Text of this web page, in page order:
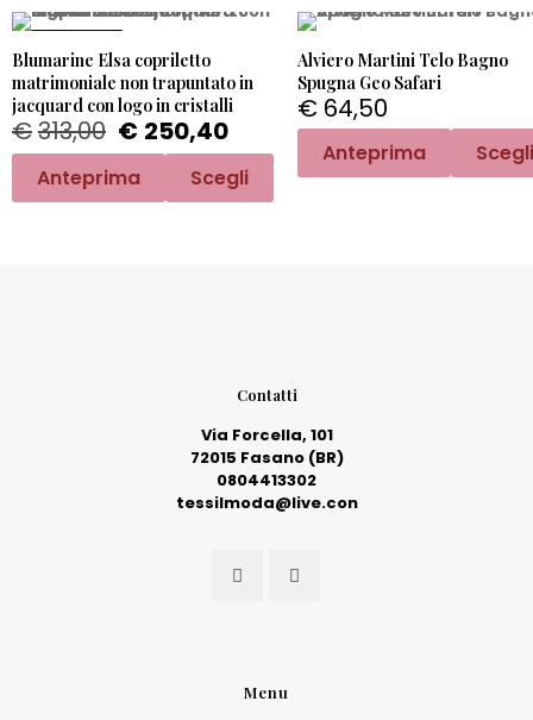
Blumarine Elsa copriletto
matrimoniale non trapuntato in
jacquard con logo in cristalli
€313,00 € 250,40
Anteprima Scegli
Alviero Martini Telo Bagno
Spugna Geo Safari
€ 64,50
Anteprima Scegli
Contatti
Via Forcella, 101
72015 Fasano (BR)
0804413302
tessilmoda@live.con
Menu